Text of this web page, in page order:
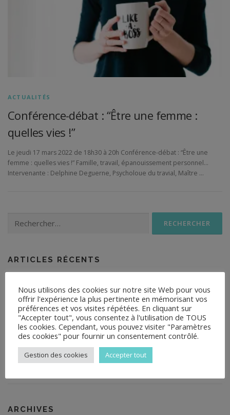
ACTUALITÉS
Conférence-débat : “Être une femme :
quelles vies !”
Le jeudi 17 mars 2022 de 18h30 à 20h Conférence-débat : “Être une
femme : quelles vies !” Famille, travail, épanouissement personnel…
Intervenante : Delphine Deguerne, Psycholoue du travial, Maître …
ARTICLES RÉCENTS
Conférence : “la place du travail dans la culture japonaise”
Congrès de l’AIPTLF (Montréal – CANADA)
Conférence-débat : “Être une femme : quelles vies !”
ARCHIVES
Nous utilisons des cookies sur notre site Web pour vous
offrir l'expérience la plus pertinente en mémorisant vos
préférences et vos visites répétées. En cliquant sur
"Accepter tout", vous consentez à l'utilisation de TOUS
les cookies. Cependant, vous pouvez visiter "Paramètres
des cookies" pour fournir un consentement contrôlé.
Gestion des cookies Accepter tout